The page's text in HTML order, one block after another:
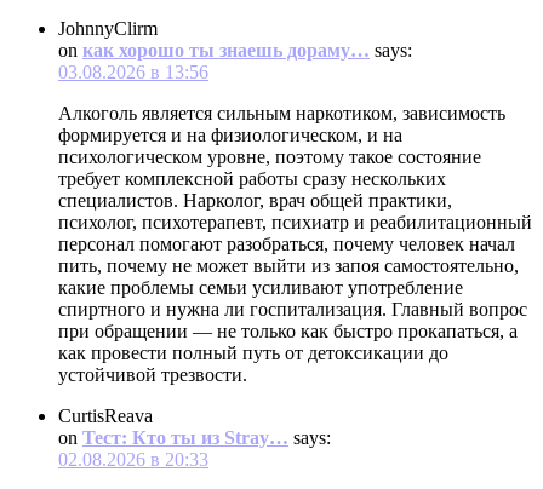
JohnnyClirm
on как хорошо ты знаешь дораму… says:
03.08.2026 в 13:56
Алкоголь является сильным наркотиком, зависимость
формируется и на физиологическом, и на
психологическом уровне, поэтому такое состояние
требует комплексной работы сразу нескольких
специалистов. Нарколог, врач общей практики,
психолог, психотерапевт, психиатр и реабилитационный
персонал помогают разобраться, почему человек начал
пить, почему не может выйти из запоя самостоятельно,
какие проблемы семьи усиливают употребление
спиртного и нужна ли госпитализация. Главный вопрос
при обращении — не только как быстро прокапаться, а
как провести полный путь от детоксикации до
устойчивой трезвости.
CurtisReava
on Тест: Кто ты из Stray… says:
02.08.2026 в 20:33